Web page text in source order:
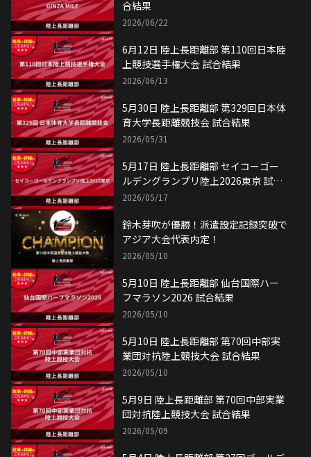
合結果
2026/06/22
6月12日 陸上長距離部 第110回日本陸
上競技選手権大会 試合結果
2026/06/13
5月30日 陸上長距離部 第329回日本体
育大学長距離競技会 試合結果
2026/05/31
5月17日 陸上長距離部 セイコーゴー
ルデングランプリ陸上2026東京 試合
結果
2026/05/17
鈴木芽吹が優勝！派遣設定記録突破で
アジア大会代表内定！
2026/05/10
5月10日 陸上長距離部 仙台国際ハー
フマラソン2026 試合結果
2026/05/10
5月10日 陸上長距離部 第70回中部実
業団対抗陸上競技大会 試合結果
2026/05/10
5月9日 陸上長距離部 第70回中部実業
団対抗陸上競技大会 試合結果
2026/05/09